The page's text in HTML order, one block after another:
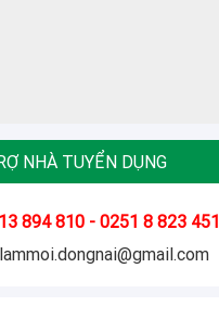
NHÀ TUYỂN DỤNG
894 810 - 0251 8 823 451